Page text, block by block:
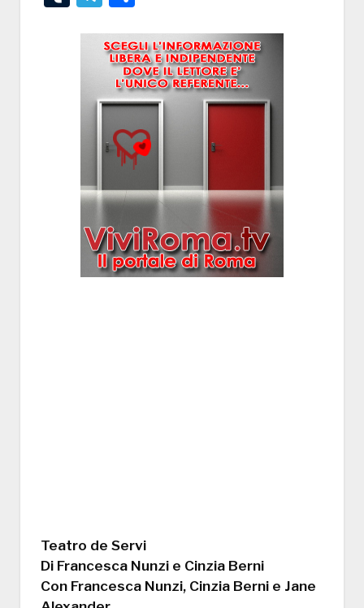
Teatro de Servi
Di Francesca Nunzi e Cinzia Berni
Con Francesca Nunzi, Cinzia Berni e Jane